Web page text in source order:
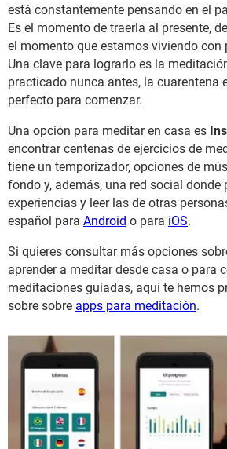
está constantemente pensando en el
Es el momento de traerla al presente,
el momento que estamos viviendo con
Una clave para lograrlo es la
practicado nunca antes, la cuarentena
perfecto para comenzar.
Una opción para meditar en casa es
encontrar centenas de ejercicios de
tiene un temporizador, opciones de
fondo y, además, una red social donde
experiencias y leer las de otras
español para Android o para iOS.
Si quieres consultar más opciones
aprender a meditar desde casa o para
meditaciones guiadas, aquí te hemos
sobre sobre apps para meditación.